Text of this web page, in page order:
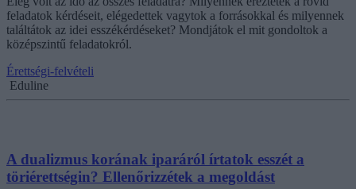
feladatok kérdéseit, elégedettek vagytok a forrásokkal és milyennek
találtátok az idei esszékérdéseket? Mondjátok el mit gondoltok a
középszintű feladatokról.
Érettségi-felvételi
Eduline
A dualizmus korának iparáról írtatok esszét a
töriérettségin? Ellenőrizzétek a megoldást